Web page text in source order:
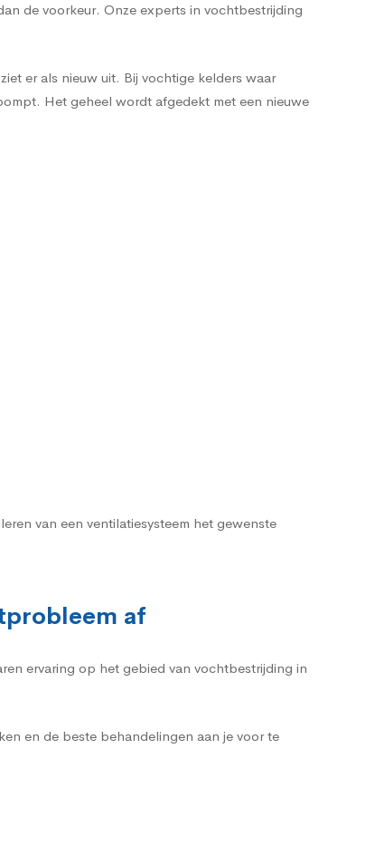
de voorkeur. Onze experts in vochtbestrijding
er als nieuw uit. Bij vochtige kelders waar
Het geheel wordt afgedekt met een nieuwe
van een ventilatiesysteem het gewenste
af
ervaring op het gebied van vochtbestrijding in
en de beste behandelingen aan je voor te